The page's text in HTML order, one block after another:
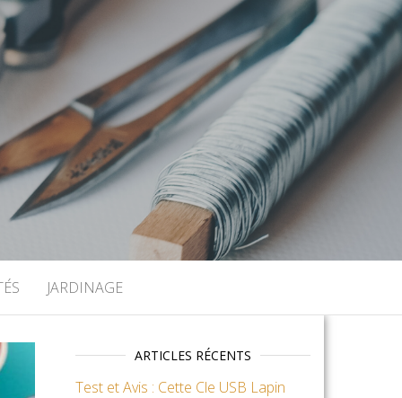
JARDINAGE
ARTICLES RÉCENTS
Test et Avis : Cette Cle USB Lapin